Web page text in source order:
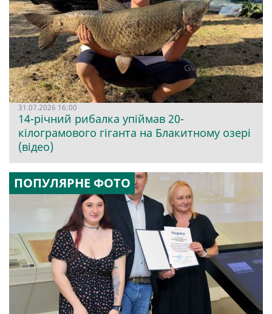
31.07.2026 16:00
14-річний рибалка упіймав 20-
кілограмового гіганта на Блакитному озері
(відео)
ПОПУЛЯРНЕ ФОТО